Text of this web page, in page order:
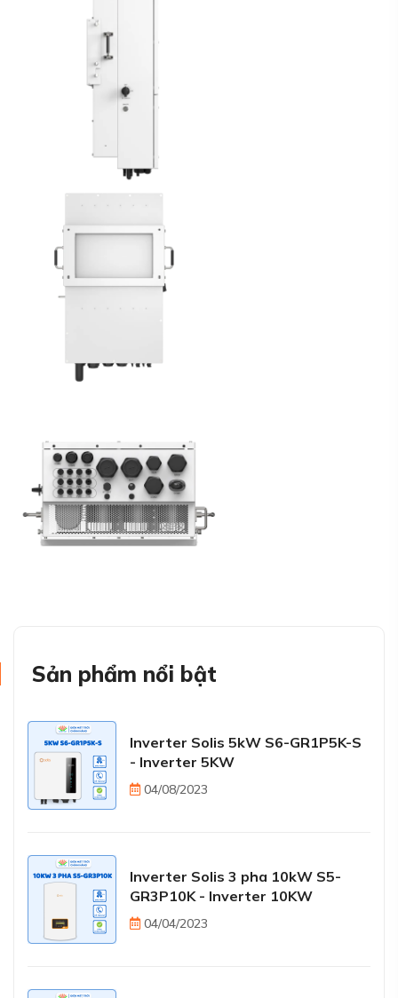
Sản phẩm nổi bật
Inverter Solis 5kW S6-GR1P5K-S
- Inverter 5KW
04/08/2023
Inverter Solis 3 pha 10kW S5-
GR3P10K - Inverter 10KW
04/04/2023